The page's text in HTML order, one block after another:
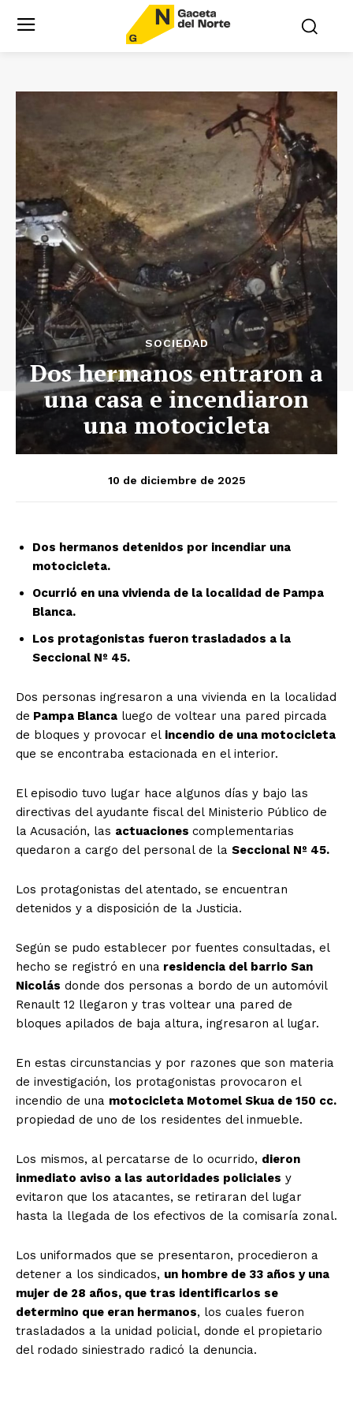
SOCIEDAD
Dos hermanos entraron a
una casa e incendiaron
una motocicleta
10 de diciembre de 2025
Dos hermanos detenidos por incendiar una
motocicleta.
Ocurrió en una vivienda de la localidad de Pampa
Blanca.
Los protagonistas fueron trasladados a la
Seccional Nº 45.
Dos personas ingresaron a una vivienda en la localidad
de Pampa Blanca luego de voltear una pared pircada
de bloques y provocar el incendio de una motocicleta
que se encontraba estacionada en el interior.
El episodio tuvo lugar hace algunos días y bajo las
directivas del ayudante fiscal del Ministerio Público de
la Acusación, las actuaciones complementarias
quedaron a cargo del personal de la Seccional Nº 45.
Los protagonistas del atentado, se encuentran
detenidos y a disposición de la Justicia.
Según se pudo establecer por fuentes consultadas, el
hecho se registró en una residencia del barrio San
Nicolás donde dos personas a bordo de un automóvil
Renault 12 llegaron y tras voltear una pared de
bloques apilados de baja altura, ingresaron al lugar.
En estas circunstancias y por razones que son materia
de investigación, los protagonistas provocaron el
incendio de una motocicleta Motomel Skua de 150 cc.
propiedad de uno de los residentes del inmueble.
Los mismos, al percatarse de lo ocurrido, dieron
inmediato aviso a las autoridades policiales y
evitaron que los atacantes, se retiraran del lugar
hasta la llegada de los efectivos de la comisaría zonal.
Los uniformados que se presentaron, procedieron a
detener a los sindicados, un hombre de 33 años y una
mujer de 28 años, que tras identificarlos se
determino que eran hermanos, los cuales fueron
trasladados a la unidad policial, donde el propietario
del rodado siniestrado radicó la denuncia.